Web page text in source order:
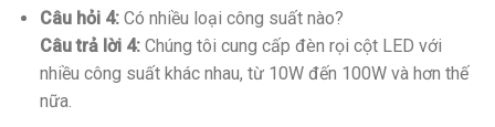
Câu hỏi 4:Có nhiều loại công suất nào?
Câu trả lời 4:Chúng tôi cung cấp đèn rọi cột LED với
nhiều công suất khác nhau, từ 10W đến 100W và hơn thế
nữa.